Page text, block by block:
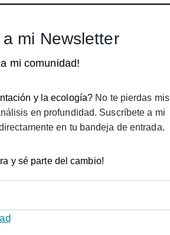
mi Newsletter
a mi comunidad!
y la ecología? No te pierdas mis
en profundidad. Suscríbete a mi
en tu bandeja de entrada.
y sé parte del cambio!